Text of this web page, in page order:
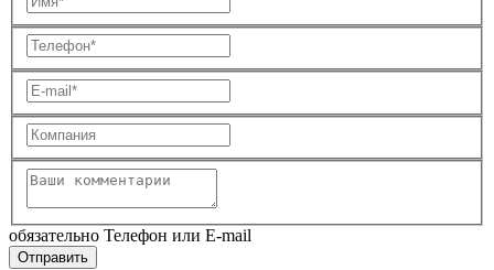
обязательно Телефон или E-mail